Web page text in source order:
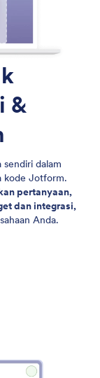
&
sendiri dalam
kode Jotform.
pertanyaan,
dan integrasi,
Anda.